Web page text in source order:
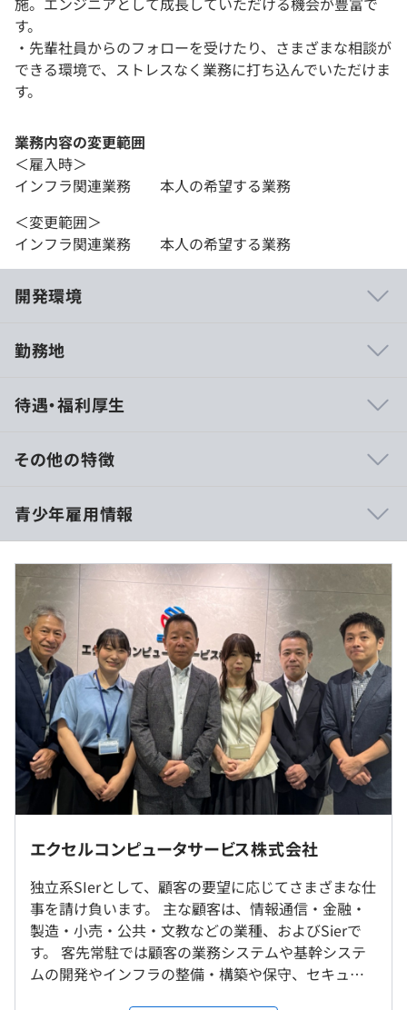
す。
・先輩社員からのフォローを受けたり、さまざまな相談が
できる環境で、ストレスなく業務に打ち込んでいただけま
す。
業務内容の変更範囲
＜雇入時＞
インフラ関連業務 本人の希望する業務
＜変更範囲＞
インフラ関連業務 本人の希望する業務
開発環境
ィングを実施。そのほか、チーム内や事業部内の勉強会も
◎新人の間は専任のトレーナーがつき、業務のフォローや
相談ができる環境です。（トレーナー制度）
を推奨しています。
◎時短勤務の制度もあり、小さなお子さんがいても働きや
すい環境です。
◎社内のチーム体制で業務への質問や相談も気軽にでき、
ていねいなフォローを受けていただけます。
【請負開発の事例】
・グループウェアの開発
・PKGの改修
・ホームページの改修
■技術向上支援制度
「こんな勉強会をしてほしい！」などの声を挙げれば、で
きる人が資料を作成して勉強会を実施し、プロパ全体のス
キルの底上げを図ります。
■在宅研修制度
勤務地
※お客さま先での勤務となります
※リモート可（参画していただく案件によって異なりま
就業場所の変更範囲
＜雇入時＞
支社 または 自宅 および 客先指定場所
＜変更範囲＞
支社 または 自宅 および 客先指定場所
待遇・福利厚生
（※想定年収は年収提示額を保証するものではありません）
9：00〜18：00
休憩時間：60分（※昼食時間は業務の都合によります）
平均残業時間：平均10〜20時間／月
・完全週休2日制
・年末年始休暇
・有給休暇
・慶弔休暇
・特別休暇
・残業代支給
・交通費支給
・役職手当
・出張手当
その他の特徴
青少年雇用情報
過去３年間の新卒採用者数・離職者数
前年度 採用者数11人 離職者数1人
2年度前 採用者数12人 離職者数5人
3年度前 採用者数12人 離職者数4人
過去３年間の新卒採用者数の男女別人数
前年度 男性10人 女性1人
2年度前 男性12人 女性0人
3年度前 男性12人 女性0人
平均勤続年数
研修の有無及び内容
・システム運用、銀行システム概論
対象者 ：入社時新規学卒者等
・開発・インフラ概要説明
対象者：入社2年目3年目社員
エクセルコンピュータサービス株式会社
独立系SIerとして、顧客の要望に応じてさまざまな仕
事を請け負います。 主な顧客は、情報通信・金融・
製造・小売・公共・文教などの業種、およびSierで
す。 客先常駐では顧客の業務システムや基幹システ
ムの開発やインフラの整備・構築や保守、セキュリ